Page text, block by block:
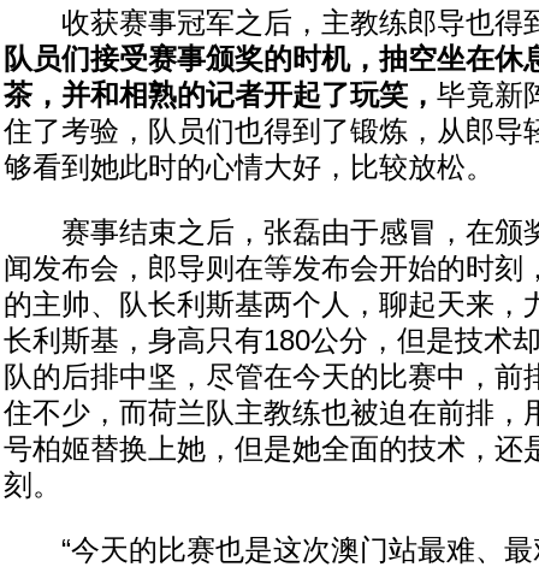
收获赛事冠军之后，主教练郎导也得
队员们接受赛事颁奖的时机，抽空坐在休
茶，并和相熟的记者开起了玩笑， 毕竟新
住了考验，队员们也得到了锻炼，从郎导
够看到她此时的心情大好，比较放松。
赛事结束之后，张磊由于感冒，在颁
闻发布会，郎导则在等发布会开始的时刻
的主帅、队长利斯基两个人，聊起天来，
长利斯基，身高只有180公分，但是技术
队的后排中坚，尽管在今天的比赛中，前
住不少，而荷兰队主教练也被迫在前排，
号柏姬替换上她，但是她全面的技术，还
刻。
“今天的比赛也是这次澳门站最难、最